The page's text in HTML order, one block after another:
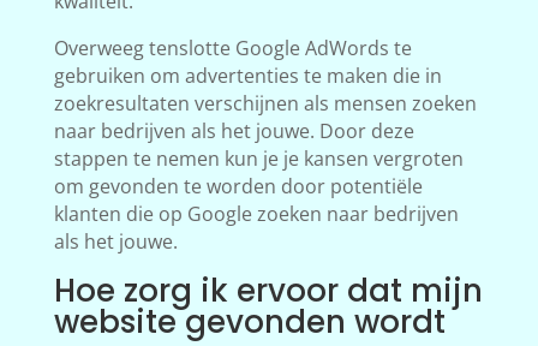
Overweeg tenslotte Google AdWords te
gebruiken om advertenties te maken die in
zoekresultaten verschijnen als mensen zoeken
naar bedrijven als het jouwe. Door deze
stappen te nemen kun je je kansen vergroten
om gevonden te worden door potentiële
klanten die op Google zoeken naar bedrijven
als het jouwe.
Hoe zorg ik ervoor dat mijn
website gevonden wordt